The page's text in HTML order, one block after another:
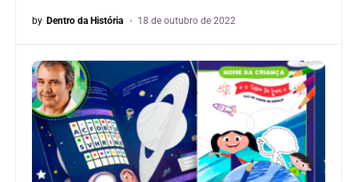
by Dentro da História 18 de outubro de 2022